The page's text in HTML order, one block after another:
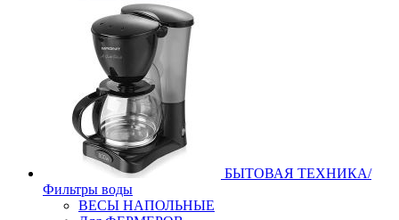
БЫТОВАЯ ТЕХНИКА/
Фильтры воды
ВЕСЫ НАПОЛЬНЫЕ